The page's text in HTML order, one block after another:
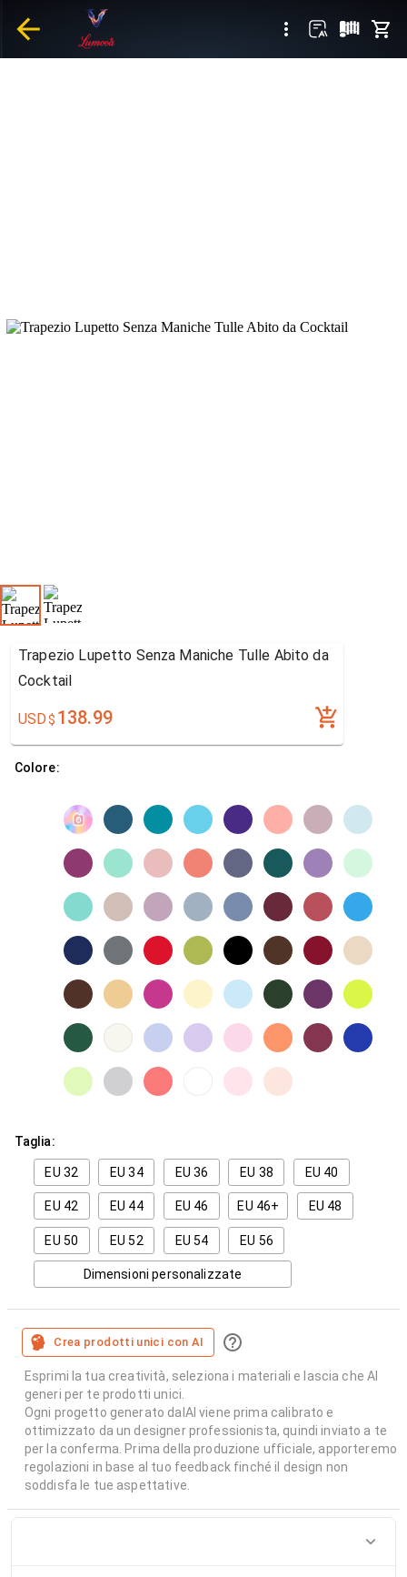
Trapezio Lupetto Senza Maniche Tulle Abito da
Cocktail
USD$ 138.99
Colore:
Taglia:
EU 32 EU 34 EU 36 EU 38 EU 40
EU 42 EU 44 EU 46 EU 46+ EU 48
EU 50 EU 52 EU 54 EU 56
Dimensioni personalizzate
Crea prodotti unici con AI
Esprimi la tua creatività, seleziona i materiali e lascia che AI
generi per te prodotti unici.
Ogni progetto generato dalAI viene prima calibrato e
ottimizzato da un designer professionista, quindi inviato a te
per la conferma. Prima della produzione ufficiale, apporteremo
regolazioni in base al tuo feedback finché il design non
soddisfa le tue aspettative.